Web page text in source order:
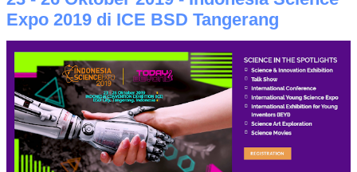
Expo 2019 di ICE BSD Tangerang